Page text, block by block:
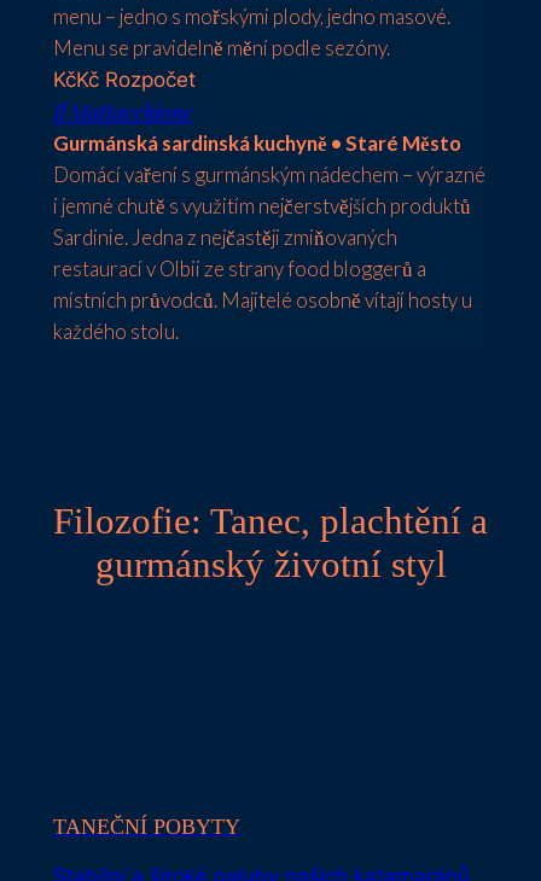
menu – jedno s mořskými plody, jedno masové.
Menu se pravidelně mění podle sezóny.
KčKč Rozpočet
Il Mattacchione
Gurmánská sardinská kuchyně • Staré Město
Domácí vaření s gurmánským nádechem – výrazné
i jemné chutě s využitím nejčerstvějších produktů
Sardinie. Jedna z nejčastěji zmiňovaných
restaurací v Olbii ze strany food bloggerů a
místních průvodců. Majitelé osobně vítají hosty u
každého stolu.
Filozofie: Tanec, plachtění a
gurmánský životní styl
TANEČNÍ POBYTY
Stabilní a široké paluby našich katamaránů